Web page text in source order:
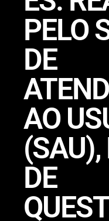
PELO
DE
AO
(SAU),
DE